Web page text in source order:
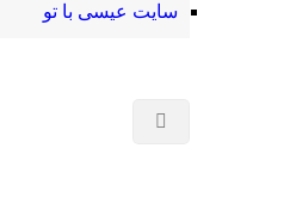
سایت عیسی با تو